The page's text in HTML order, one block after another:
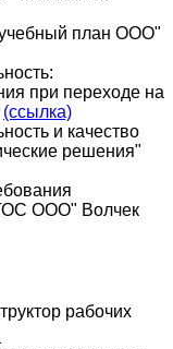
план ООО"
при переходе на
(ссылка)
и качество
решения"
ООО" Волчек
рабочих